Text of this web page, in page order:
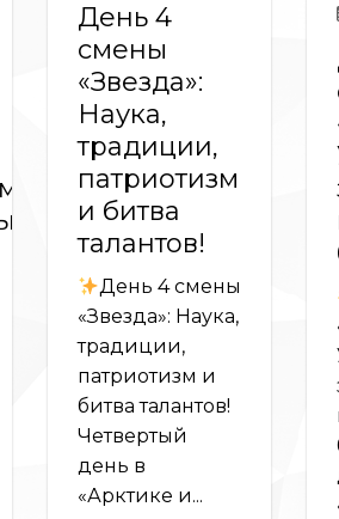
День 4
смены
«Звезда»:
Наука,
традиции,
патриотизм
и битва
талантов!
День 4 смены
«Звезда»: Наука,
традиции,
патриотизм и
битва талантов!
Четвертый
день в
«Арктике и...